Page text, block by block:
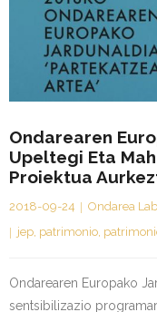
Ondarearen
Upeltegi Eta
Proiektua
2018-09-24 Ondarea
jep patrimonio
Ondarearen Europako
sentsibilizazio